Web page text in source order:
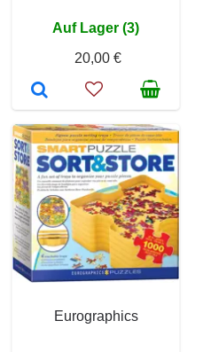
Auf Lager (3)
20,00 €
Eurographics